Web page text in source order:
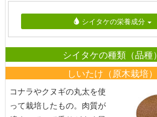
シイタケの栄養成分
シイタケの種類（品種）
しいたけ（原木栽培）
コナラやクヌギの丸太を使
って栽培したもの。肉質が